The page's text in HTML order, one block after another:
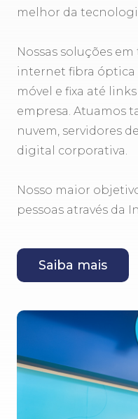
melhor da
Nossas soluções
internet fibra óptica
móvel e fixa até
empresa. Atuamos
nuvem, servidores
digital corporativa.
Nosso maior
pessoas através da
Saiba mais